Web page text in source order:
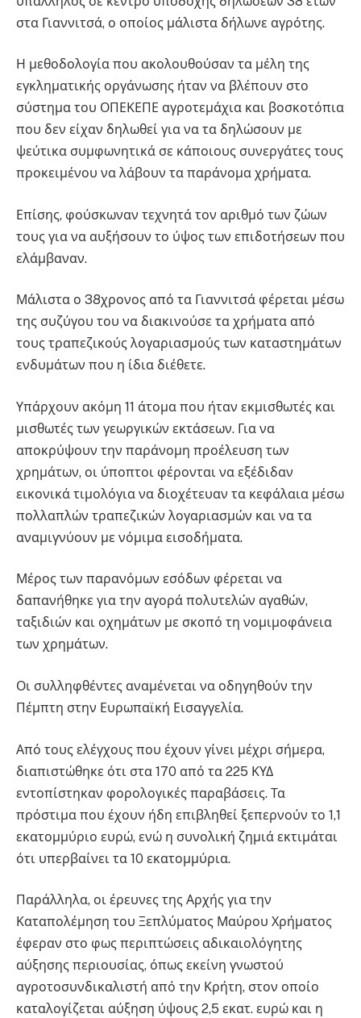
στα Γιαννιτσά, ο οποίος μάλιστα δήλωνε αγρότης.
Η μεθοδολογία που ακολουθούσαν τα μέλη της
εγκληματικής οργάνωσης ήταν να βλέπουν στο
σύστημα του ΟΠΕΚΕΠΕ αγροτεμάχια και βοσκοτόπια
που δεν είχαν δηλωθεί για να τα δηλώσουν με
ψεύτικα συμφωνητικά σε κάποιους συνεργάτες τους
προκειμένου να λάβουν τα παράνομα χρήματα.
Επίσης, φούσκωναν τεχνητά τον αριθμό των ζώων
τους για να αυξήσουν το ύψος των επιδοτήσεων που
ελάμβαναν.
Μάλιστα ο 38χρονος από τα Γιαννιτσά φέρεται μέσω
της συζύγου του να διακινούσε τα χρήματα από
τους τραπεζικούς λογαριασμούς των καταστημάτων
ενδυμάτων που η ίδια διέθετε.
Υπάρχουν ακόμη 11 άτομα που ήταν εκμισθωτές και
μισθωτές των γεωργικών εκτάσεων. Για να
αποκρύψουν την παράνομη προέλευση των
χρημάτων, οι ύποπτοι φέρονται να εξέδιδαν
εικονικά τιμολόγια να διοχέτευαν τα κεφάλαια μέσω
πολλαπλών τραπεζικών λογαριασμών και να τα
αναμιγνύουν με νόμιμα εισοδήματα.
Μέρος των παρανόμων εσόδων φέρεται να
δαπανήθηκε για την αγορά πολυτελών αγαθών,
ταξιδιών και οχημάτων με σκοπό τη νομιμοφάνεια
των χρημάτων.
Οι συλληφθέντες αναμένεται να οδηγηθούν την
Πέμπτη στην Ευρωπαϊκή Εισαγγελία.
Από τους ελέγχους που έχουν γίνει μέχρι σήμερα,
διαπιστώθηκε ότι στα 170 από τα 225 ΚΥΔ
εντοπίστηκαν φορολογικές παραβάσεις. Τα
πρόστιμα που έχουν ήδη επιβληθεί ξεπερνούν το 1,1
εκατομμύριο ευρώ, ενώ η συνολική ζημιά εκτιμάται
ότι υπερβαίνει τα 10 εκατομμύρια.
Παράλληλα, οι έρευνες της Αρχής για την
Καταπολέμηση του Ξεπλύματος Μαύρου Χρήματος
έφεραν στο φως περιπτώσεις αδικαιολόγητης
αύξησης περιουσίας, όπως εκείνη γνωστού
αγροτοσυνδικαλιστή από την Κρήτη, στον οποίο
καταλογίζεται αύξηση ύψους 2,5 εκατ. ευρώ και η